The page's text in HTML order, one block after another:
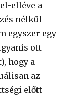
elléve a
nélkül
egyszer egy
ott
hogy a
az
előtt